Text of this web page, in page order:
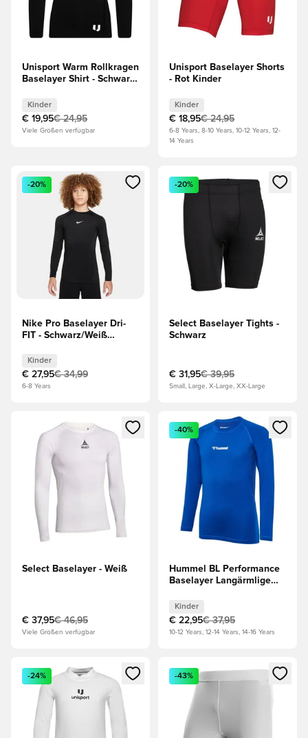
Unisport Warm Rollkragen
Baselayer Shirt - Schwarz
Kinder
€ 19,95€ 24,95
Viele Größen verfügbar
Unisport Baselayer Shorts
- Rot Kinder
Kinder
€ 18,95€ 24,95
6-8 Years, 8-10 Years, 10-12 Years, 12-
14 Years
Öffnet ein Fenster zum Anmelden oder Registrieren als
-20%
Nike Pro Baselayer Dri-
FIT - Schwarz/Weiß
Kinder
Kinder
€ 27,95€ 34,99
6-8 Years
Öffnet ein Fenster zum
-20%
Select Baselayer Tights -
Schwarz
€ 31,95€ 39,95
Small, Large, X-Large, XX-Large
Öffnet ein Fenster zum Anmelden oder Registrieren als
Select Baselayer - Weiß
€ 37,95€ 46,95
Viele Größen verfügbar
Öffnet ein Fenster zum
-40%
Hummel BL Performance
Baselayer Langärmlige
Kinder
€ 22,95€ 37,95
10-12 Years, 12-14 Years, 14-16 Years
Öffnet ein Fenster zum Anmelden oder Registrieren als
-24%
Öffnet ein Fenster zum
-43%